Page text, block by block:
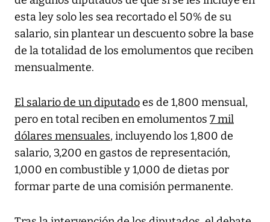
esta ley solo les sea recortado el 50% de su
salario, sin plantear un descuento sobre la base
de la totalidad de los emolumentos que reciben
mensualmente.
El salario de un diputadoes de 1,800 mensual,
pero en total reciben en emolumentos 7 mil
dólares mensuales, incluyendo los 1,800 de
salario, 3,200 en gastos de representación,
1,000 en combustible y 1,000 de dietas por
formar parte de una comisión permanente.